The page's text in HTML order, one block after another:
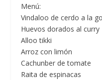
Menú:
Vindaloo de cerdo a la
Huevos dorados al curry
Alloo tikki
Arroz con limón
Cachunber de tomate
Raita de espinacas